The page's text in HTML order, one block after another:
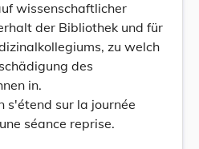
wissenschaftlicher
der Bibliothek und für
zu welch
des
in.
s'étend sur la journée
séance reprise.